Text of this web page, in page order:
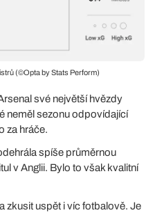
(©Opta by Stats Perform)
své největší hvězdy
neměl sezonu odpovídající
za hráče.
spíše průměrnou
v Anglii. Bylo to však kvalitní
zkusit uspět i víc fotbalově. Je